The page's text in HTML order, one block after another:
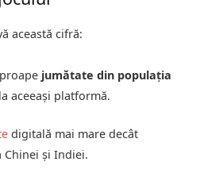
această cifră:
jumătate din populația
aceeași platformă.
digitală mai mare decât
și Indiei.